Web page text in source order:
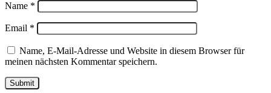
Name *
Email *
Name, E-Mail-Adresse und Website in diesem Browser für
meinen nächsten Kommentar speichern.